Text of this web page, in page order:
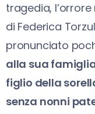
tragedia,
di Federica
pronunciato
alla sua
figlio della
senza nonni